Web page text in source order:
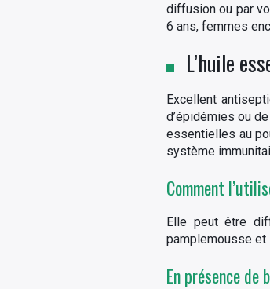
diffusion ou par
6 ans, femmes
L’huile
Excellent
d’épidémies ou
essentielles au
système
Comment
Elle peut être
pamplemousse et
En présence de